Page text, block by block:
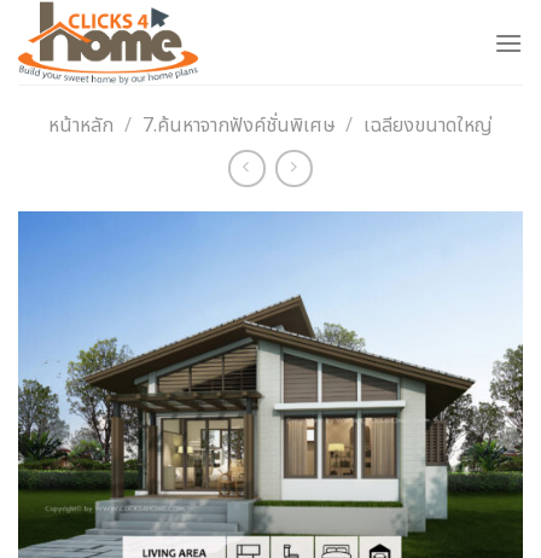
content
หน้าหลัก / 7.ค้นหาจากฟังค์ชั่นพิเศษ / เฉลียงขนาดใหญ่